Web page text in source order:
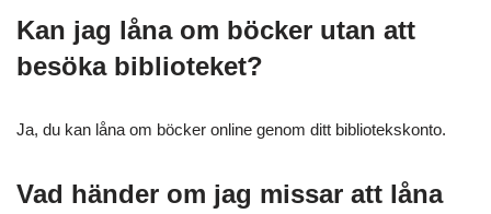
Kan jag låna om böcker utan att
besöka biblioteket?
Ja, du kan låna om böcker online genom ditt bibliotekskonto.
Vad händer om jag missar att låna